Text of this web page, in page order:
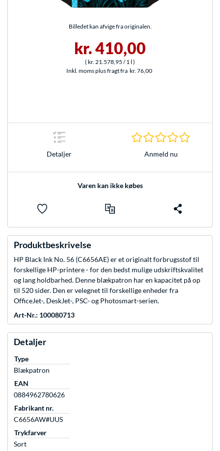
Billedet kan afvige fra originalen.
kr. 410,00
( kr. 21.578,95 / 1 l )
Inkl. moms plus fragt fra kr. 76,00
Detaljer Anmeld nu
Varen kan ikke købes
Produktbeskrivelse
HP Black Ink No. 56 (C6656AE) er et originalt forbrugsstof til
forskellige HP-printere - for den bedst mulige udskriftskvalitet
og lang holdbarhed. Denne blækpatron har en kapacitet på op
til 520 sider. Den er velegnet til forskellige enheder fra
OfficeJet-, DeskJet-, PSC- og Photosmart-serien.
Art-Nr.: 100080713
Detaljer
Type
Blækpatron
EAN
0884962780626
Fabrikant nr.
C6656AW#UUS
Trykfarver
Sort